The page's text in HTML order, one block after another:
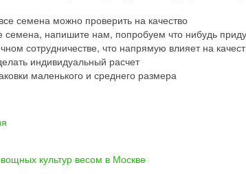
семена можно проверить на качество
напишите нам, попробуем что нибудь
сотрудничестве, что напрямую влияет на
индивидуальный расчет
маленького и среднего размера
культур весом в Москве